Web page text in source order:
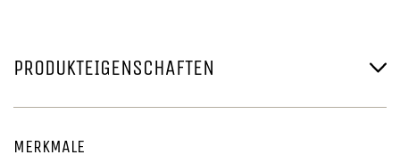
PRODUKTEIGENSCHAFTEN
MERKMALE